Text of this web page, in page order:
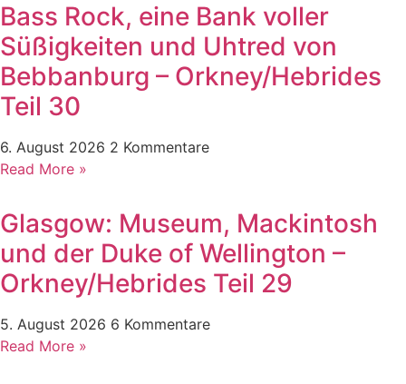
Bass Rock, eine Bank voller
Süßigkeiten und Uhtred von
Bebbanburg – Orkney/Hebrides
Teil 30
6. August 2026 2 Kommentare
Read More »
Glasgow: Museum, Mackintosh
und der Duke of Wellington –
Orkney/Hebrides Teil 29
5. August 2026 6 Kommentare
Read More »